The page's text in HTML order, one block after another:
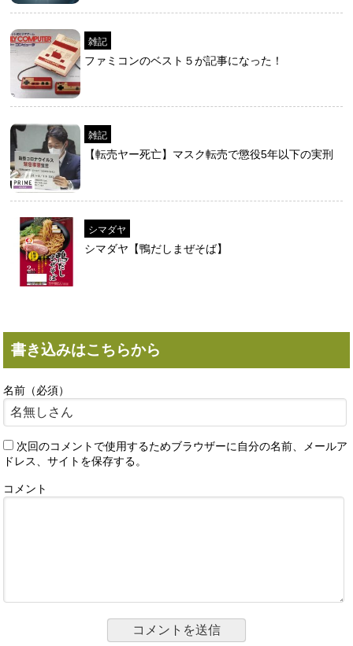
雑記
ファミコンのベスト５が記事になった！
雑記
【転売ヤー死亡】マスク転売で懲役5年以下の実刑
シマダヤ
シマダヤ【鴨だしまぜそば】
書き込みはこちらから
名前（必須）
次回のコメントで使用するためブラウザーに自分の名前、メールア
ドレス、サイトを保存する。
コメント